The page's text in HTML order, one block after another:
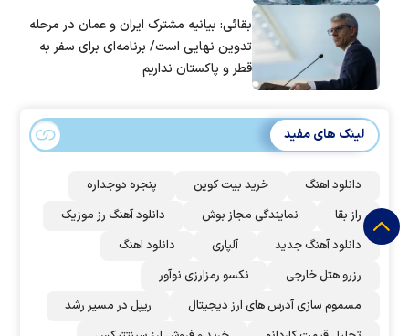
بقائی: بیانیه مشترک ایران و عمان در مرحله
تدوین نهایی است/ برنامه‌ای برای سفر به
قطر و پاکستان نداریم
لینک های مفید
دانلود اهنگ خرید بیت کوین
پنجره دوجداره
راز بقا
نمایندگی مجاز بوش
دانلود آهنگ رز‌ موزیک
دانلود آهنگ جدید
آلپاری
دانلود اهنگ
رزرو هتل خارجی
نکسو رمزارزی نوآور
مسموم سازی آدرس های ارز دیجیتال
ریپل در مسیر رشد